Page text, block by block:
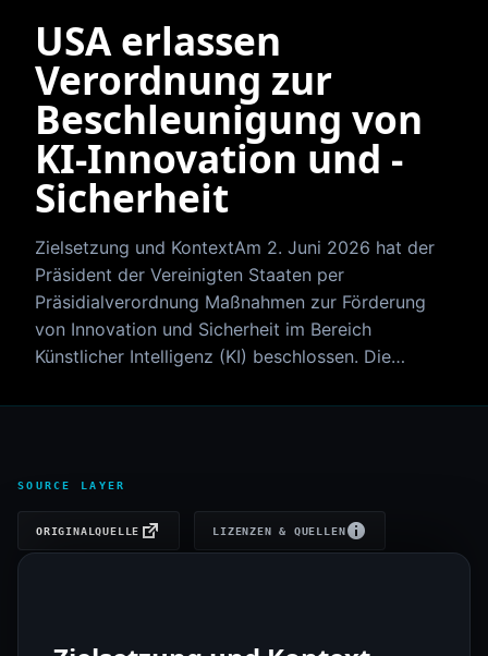
USA erlassen
Verordnung zur
Beschleunigung von
KI‑Innovation und -
Sicherheit
Zielsetzung und KontextAm 2. Juni 2026 hat der
Präsident der Vereinigten Staaten per
Präsidialverordnung Maßnahmen zur Förderung
von Innovation und Sicherheit im Bereich
Künstlicher Intelligenz (KI) beschlossen. Die…
SOURCE LAYER
ORIGINALQUELLE LIZENZEN & QUELLEN